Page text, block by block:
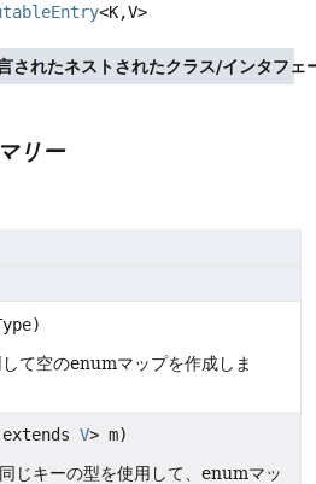
<K,V>
されたネストされたクラス/インタフェ
リー
て空のenumマップを作成しま
V> m)
じキーの型を使用して、enumマッ